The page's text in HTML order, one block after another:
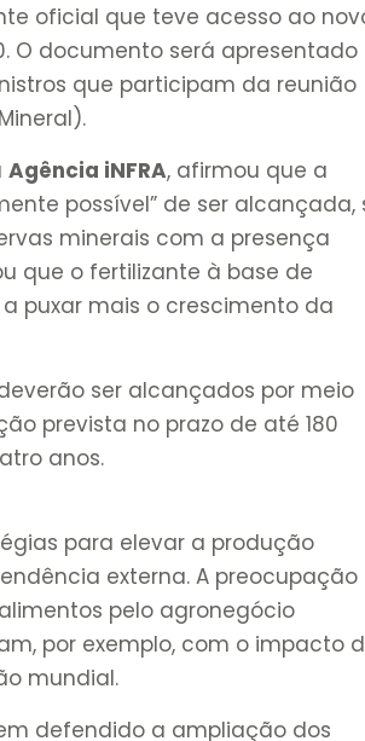
oficial que teve acesso ao
O documento será apresentado
que participam da reunião
Agência iNFRA, afirmou que a
possível” de ser alcançada,
minerais com a presença
que o fertilizante à base de
puxar mais o crescimento da
ser alcançados por meio
prevista no prazo de até 180
anos.
para elevar a produção
externa. A preocupação
pelo agronegócio
por exemplo, com o impacto
mundial.
defendido a ampliação dos